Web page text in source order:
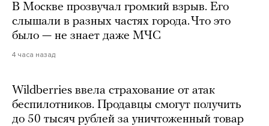
В Москве прозвучал громкий взрыв. Его
слышали в разных частях города. Что это
было — не знает даже МЧС
4 часа назад
Wildberries ввела страхование от атак
беспилотников. Продавцы смогут получить
до 50 тысяч рублей за уничтоженный товар